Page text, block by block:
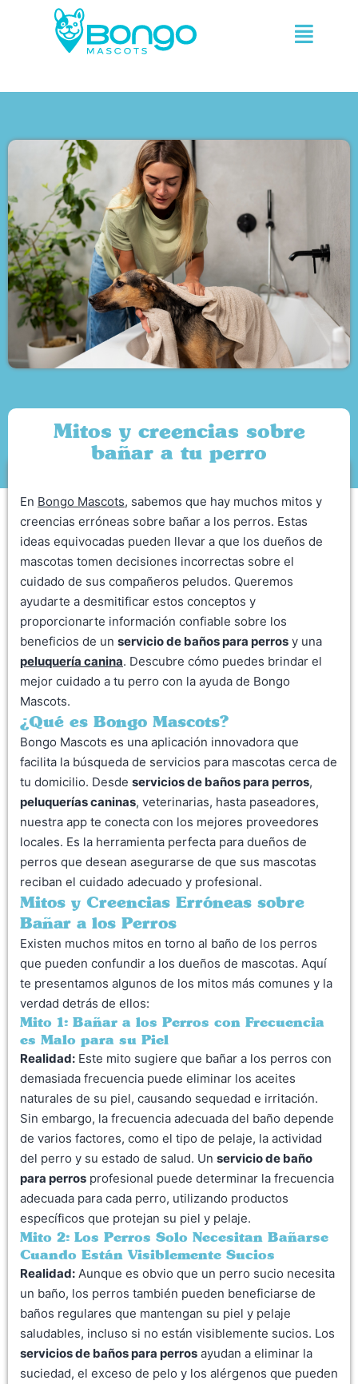
Mitos y creencias sobre
bañar a tu perro
En Bongo Mascots, sabemos que hay muchos mitos y
creencias erróneas sobre bañar a los perros. Estas
ideas equivocadas pueden llevar a que los dueños de
mascotas tomen decisiones incorrectas sobre el
cuidado de sus compañeros peludos. Queremos
ayudarte a desmitificar estos conceptos y
proporcionarte información confiable sobre los
beneficios de un servicio de baños para perros y una
peluquería canina. Descubre cómo puedes brindar el
mejor cuidado a tu perro con la ayuda de Bongo
Mascots.
¿Qué es Bongo Mascots?
Bongo Mascots es una aplicación innovadora que
facilita la búsqueda de servicios para mascotas cerca de
tu domicilio. Desde servicios de baños para perros,
peluquerías caninas, veterinarias, hasta paseadores,
nuestra app te conecta con los mejores proveedores
locales. Es la herramienta perfecta para dueños de
perros que desean asegurarse de que sus mascotas
reciban el cuidado adecuado y profesional.
Mitos y Creencias Erróneas sobre
Bañar a los Perros
Existen muchos mitos en torno al baño de los perros
que pueden confundir a los dueños de mascotas. Aquí
te presentamos algunos de los mitos más comunes y la
verdad detrás de ellos:
Mito 1: Bañar a los Perros con Frecuencia
es Malo para su Piel
Realidad: Este mito sugiere que bañar a los perros con
demasiada frecuencia puede eliminar los aceites
naturales de su piel, causando sequedad e irritación.
Sin embargo, la frecuencia adecuada del baño depende
de varios factores, como el tipo de pelaje, la actividad
del perro y su estado de salud. Un servicio de baño
para perros profesional puede determinar la frecuencia
adecuada para cada perro, utilizando productos
específicos que protejan su piel y pelaje.
Mito 2: Los Perros Solo Necesitan Bañarse
Cuando Están Visiblemente Sucios
Realidad: Aunque es obvio que un perro sucio necesita
un baño, los perros también pueden beneficiarse de
baños regulares que mantengan su piel y pelaje
saludables, incluso si no están visiblemente sucios. Los
servicios de baños para perros ayudan a eliminar la
suciedad, el exceso de pelo y los alérgenos que pueden